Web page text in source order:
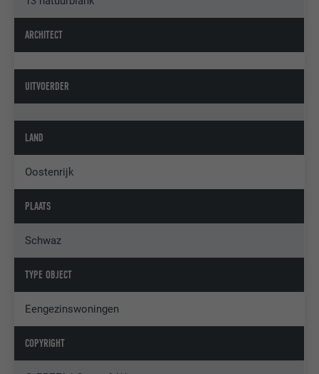
ARCHITECT
UITVOERDER
LAND
Oostenrijk
PLAATS
Schwaz
TYPE OBJECT
Eengezinswoningen
COPYRIGHT